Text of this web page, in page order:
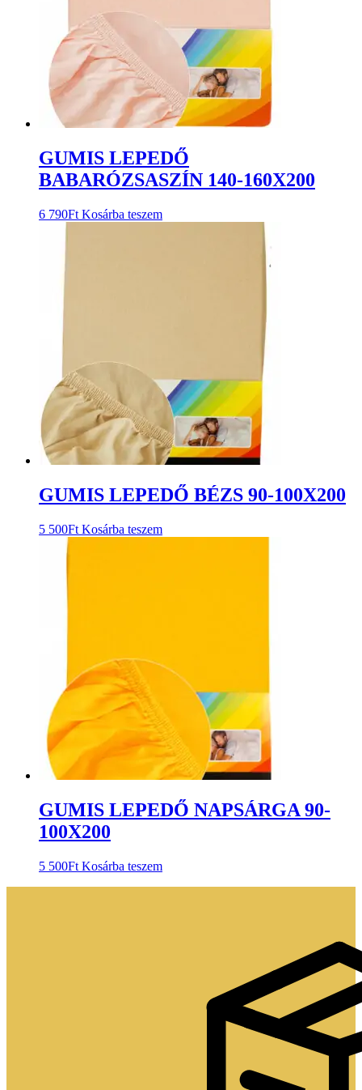
GUMIS LEPEDŐ
BABARÓZSASZÍN 140-160X200
6 790Ft Kosárba teszem
GUMIS LEPEDŐ BÉZS 90-100X200
5 500Ft Kosárba teszem
GUMIS LEPEDŐ NAPSÁRGA 90-
100X200
5 500Ft Kosárba teszem